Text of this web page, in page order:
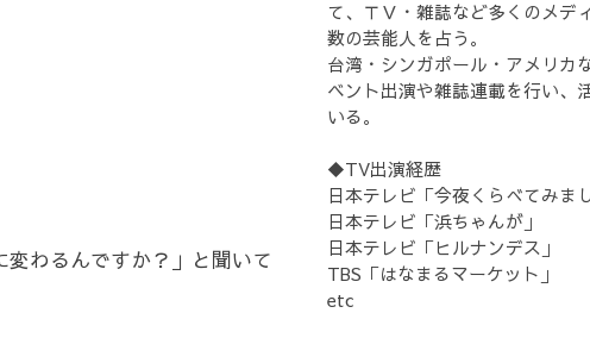
わるんですか？」と聞いて
て、ＴＶ・雑誌など多くのメデ
数の芸能人を占う。
台湾・シンガポール・アメリカ
ベント出演や雑誌連載を行い、
いる。
◆TV出演経歴
日本テレビ「今夜くらべてみま
日本テレビ「浜ちゃんが」
日本テレビ「ヒルナンデス」
TBS「はなまるマーケット」
etc